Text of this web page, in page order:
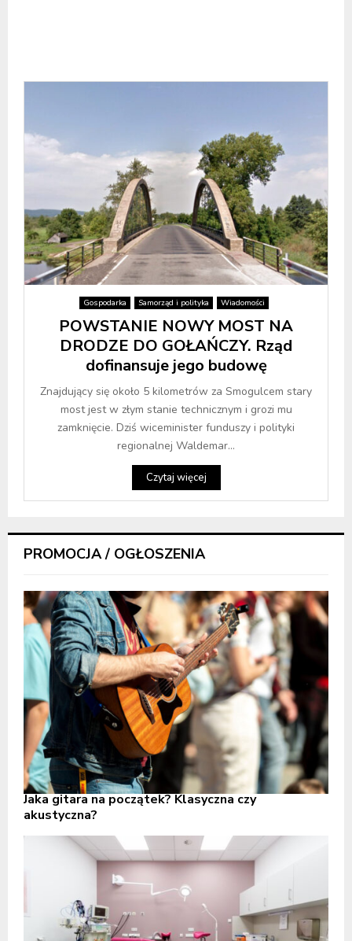
Gospodarka Samorząd i polityka Wiadomości
POWSTANIE NOWY MOST NA
DRODZE DO GOŁAŃCZY. Rząd
dofinansuje jego budowę
Znajdujący się około 5 kilometrów za Smogulcem stary
most jest w złym stanie technicznym i grozi mu
zamknięcie. Dziś wiceminister funduszy i polityki
regionalnej Waldemar...
Czytaj więcej
PROMOCJA / OGŁOSZENIA
Jaka gitara na początek? Klasyczna czy
akustyczna?